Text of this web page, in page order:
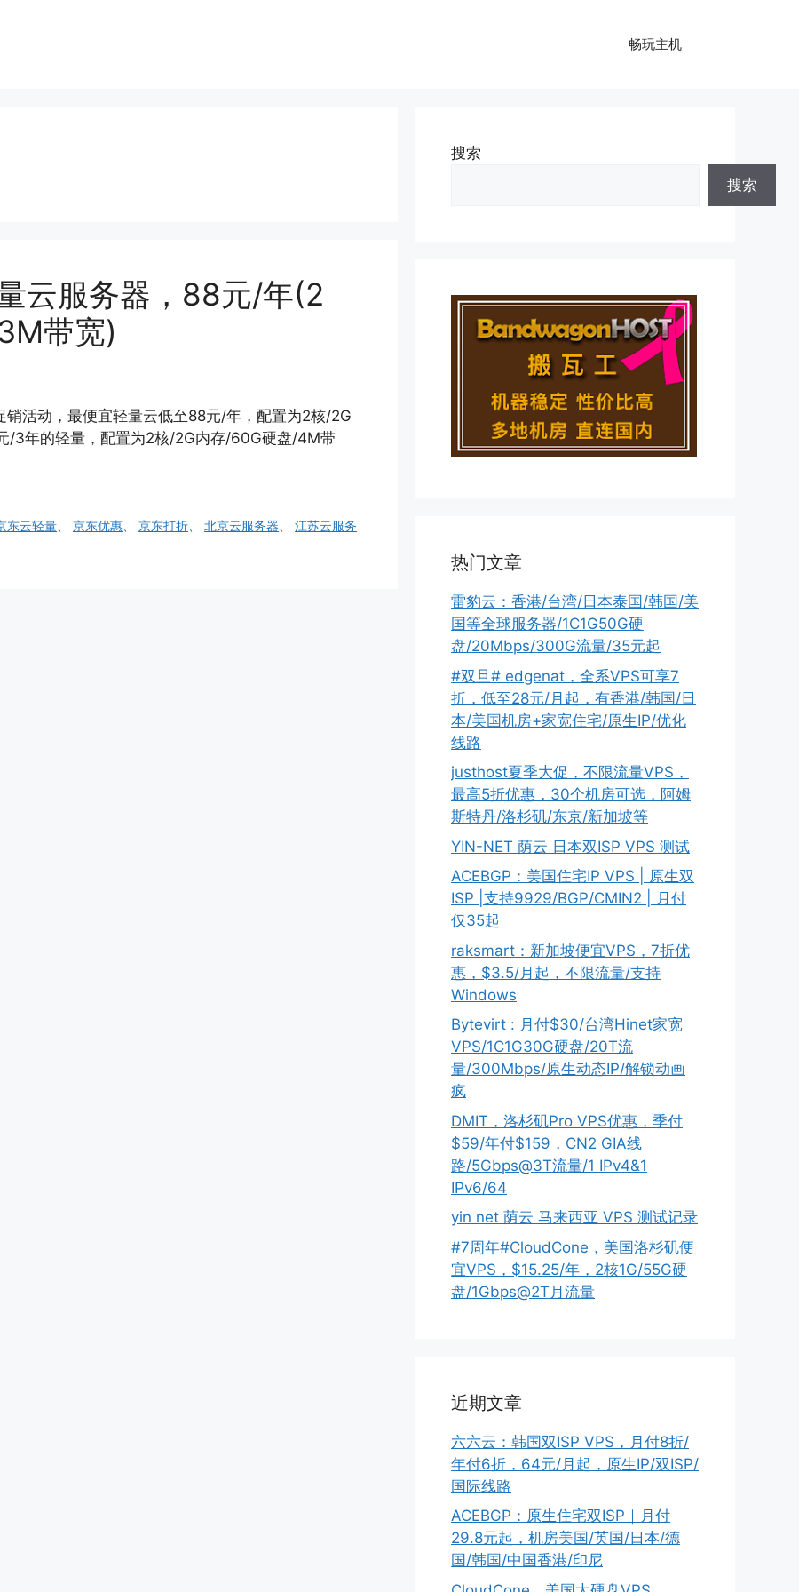
畅玩主机
云服务器，88元/年(2
带宽)
活动，最便宜轻量云低至88元/年，配置为2核/2G
3年的轻量，配置为2核/2G内存/60G硬盘/4M带
东云轻量 、京东优惠 、京东打折 、北京云服务器 、江苏云服务
搜索
搜索
热门文章
雷豹云：香港/台湾/日本泰国/韩国/美
国等全球服务器/1C1G50G硬
盘/20Mbps/300G流量/35元起
#双旦# edgenat，全系VPS可享7
折，低至28元/月起，有香港/韩国/日
本/美国机房+家宽住宅/原生IP/优化
线路
justhost夏季大促，不限流量VPS，
最高5折优惠，30个机房可选，阿姆
斯特丹/洛杉矶/东京/新加坡等
YIN-NET 荫云 日本双ISP VPS 测试
ACEBGP：美国住宅IP VPS | 原生双
ISP |支持9929/BGP/CMIN2 | 月付
仅35起
raksmart：新加坡便宜VPS，7折优
惠，$3.5/月起，不限流量/支持
Windows
Bytevirt : 月付$30/台湾Hinet家宽
VPS/1C1G30G硬盘/20T流
量/300Mbps/原生动态IP/解锁动画
疯
DMIT，洛杉矶Pro VPS优惠，季付
$59/年付$159，CN2 GIA线
路/5Gbps@3T流量/1 IPv4&1
IPv6/64
yin net 荫云 马来西亚 VPS 测试记录
#7周年#CloudCone，美国洛杉矶便
宜VPS，$15.25/年，2核1G/55G硬
盘/1Gbps@2T月流量
近期文章
六六云：韩国双ISP VPS，月付8折/
年付6折，64元/月起，原生IP/双ISP/
国际线路
ACEBGP：原生住宅双ISP｜月付
29.8元起，机房美国/英国/日本/德
国/韩国/中国香港/印尼